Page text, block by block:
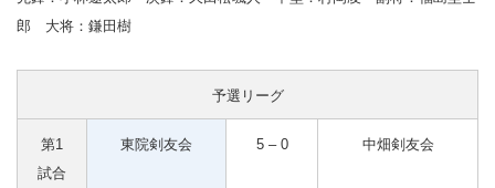
郎 大将：鎌田樹
予選リーグ
第1
試合
東院剣友会 5 – 0 中畑剣友会